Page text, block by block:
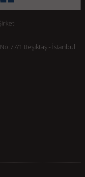
1 Beşiktaş - İstanbul